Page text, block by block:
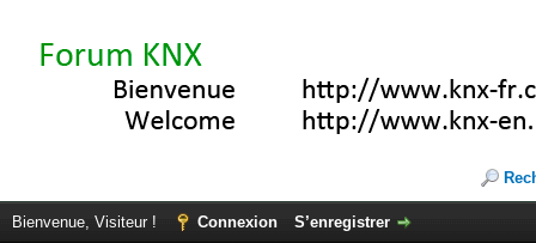
Bienvenue, Visiteur ! Connexion S’enregistrer